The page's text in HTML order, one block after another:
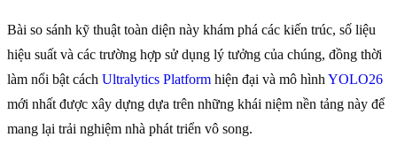
Bài so sánh kỹ thuật toàn diện này khám phá các kiến trúc, số liệu
hiệu suất và các trường hợp sử dụng lý tưởng của chúng, đồng thời
làm nổi bật cách Ultralytics Platform hiện đại và mô hình YOLO26
mới nhất được xây dựng dựa trên những khái niệm nền tảng này để
mang lại trải nghiệm nhà phát triển vô song.